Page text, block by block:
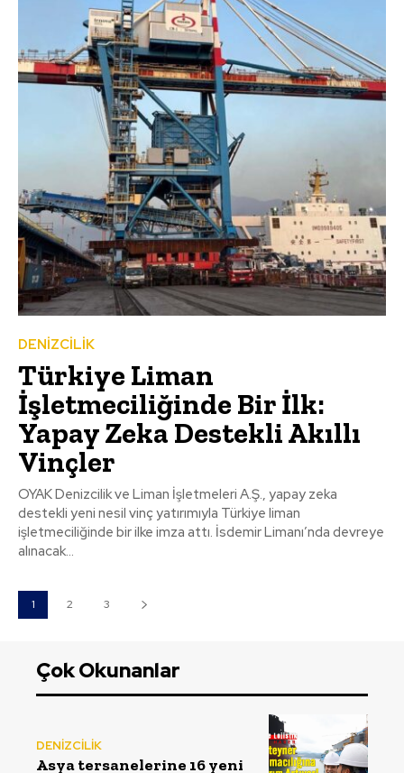
DENİZCİLİK
Türkiye Liman
İşletmeciliğinde Bir İlk:
Yapay Zeka Destekli Akıllı
Vinçler
OYAK Denizcilik ve Liman İşletmeleri A.Ş., yapay zeka
destekli yeni nesil vinç yatırımıyla Türkiye liman
işletmeciliğinde bir ilke imza attı. İsdemir Limanı’nda devreye
alınacak...
1 2 3
Çok Okunanlar
DENİZCİLİK
Asya tersanelerine 16 yeni